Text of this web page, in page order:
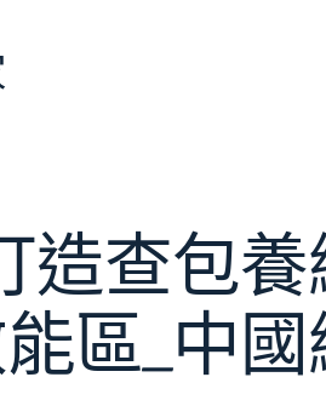
造查包養
區_中